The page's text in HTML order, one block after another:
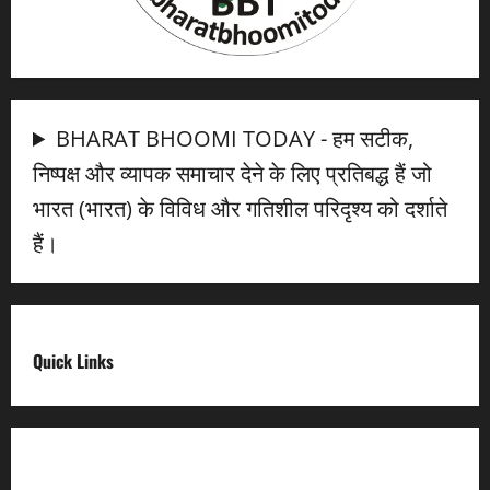
BHARAT BHOOMI TODAY - हम सटीक,
निष्पक्ष और व्यापक समाचार देने के लिए प्रतिबद्ध हैं जो
भारत (भारत) के विविध और गतिशील परिदृश्य को दर्शाते
हैं।
Quick Links